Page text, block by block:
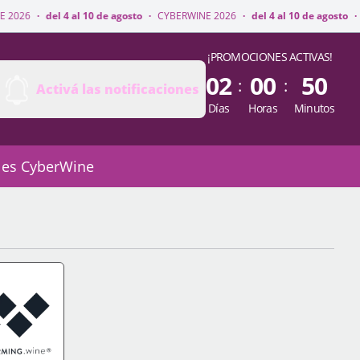
de agosto · CYBERWINE 2026 · del 4 al 10 de agosto · CYBERWINE 2026
Activá las notificaciones
¡PROMOCIONES ACTIVAS!
02
Días
: 00
Horas
: 50
Minutos
CyberWine